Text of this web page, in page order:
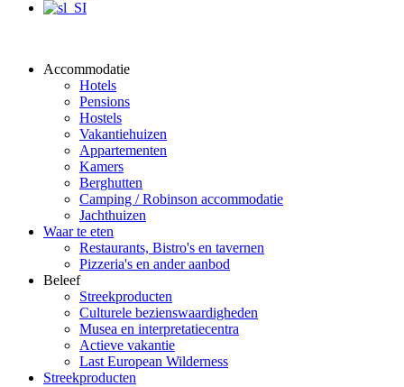
Accommodatie
Hotels
Pensions
Hostels
Vakantiehuizen
Appartementen
Kamers
Berghutten
Camping / Robinson accommodatie
Jachthuizen
Waar te eten
Restaurants, Bistro's en tavernen
Pizzeria's en ander aanbod
Beleef
Streekproducten
Culturele bezienswaardigheden
Musea en interpretatiecentra
Actieve vakantie
Last European Wilderness
Streekproducten